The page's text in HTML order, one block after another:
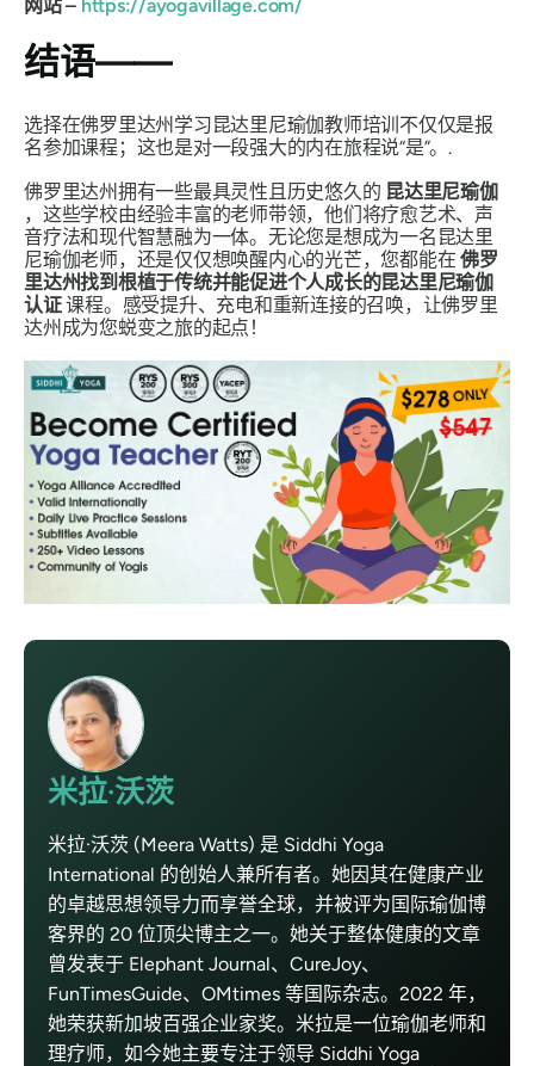
网站 – https://ayogavillage.com/
结语——
选择在佛罗里达州学习昆达里尼瑜伽教师培训不仅仅是报
名参加课程；这也是对一段强大的内在旅程说“是”。.
佛罗里达州拥有一些最具灵性且历史悠久的 昆达里尼瑜伽
，这些学校由经验丰富的老师带领，他们将疗愈艺术、声
音疗法和现代智慧融为一体。无论您是想成为一名昆达里
尼瑜伽老师，还是仅仅想唤醒内心的光芒，您都能在佛罗
里达州找到根植于传统并能促进个人成长的昆达里尼瑜伽
认证课程。感受提升、充电和重新连接的召唤，让佛罗里
达州成为您蜕变之旅的起点！
米拉·沃茨
米拉·沃茨 (Meera Watts) 是 Siddhi Yoga
International 的创始人兼所有者。她因其在健康产业
的卓越思想领导力而享誉全球，并被评为国际瑜伽博
客界的 20 位顶尖博主之一。她关于整体健康的文章
曾发表于 Elephant Journal、CureJoy、
FunTimesGuide、OMtimes 等国际杂志。2022 年，
她荣获新加坡百强企业家奖。米拉是一位瑜伽老师和
理疗师，如今她主要专注于领导 Siddhi Yoga